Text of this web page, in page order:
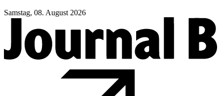
Samstag, 08. August 2026